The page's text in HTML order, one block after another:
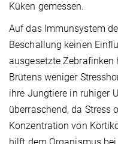
Küken gemessen.
Auf das Immunsystem
Beschallung keinen
ausgesetzte
Brütens weniger
ihre Jungtiere in ruhiger
überraschend, da Stress
Konzentration von